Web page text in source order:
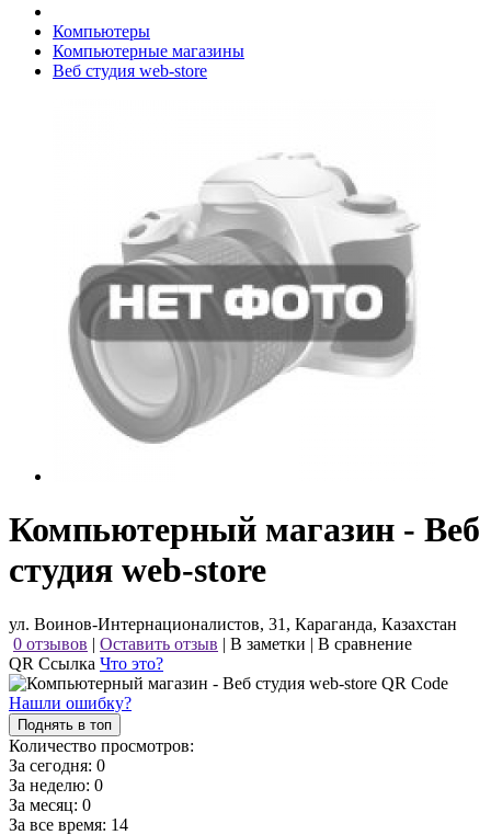
Компьютеры
Компьютерные магазины
Веб студия web-store
Компьютерный магазин - Веб
студия web-store
ул. Воинов-Интернационалистов, 31, Караганда, Казахстан
0 отзывов | Оставить отзыв | В заметки | В сравнение
QR Ссылка Что это?
Нашли ошибку?
Поднять в топ
Количество просмотров:
За сегодня: 0
За неделю: 0
За месяц: 0
За все время: 14